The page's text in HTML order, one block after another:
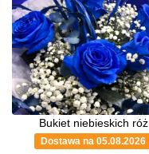
Bukiet niebieskich róż
Dostawa na 05.08.2026